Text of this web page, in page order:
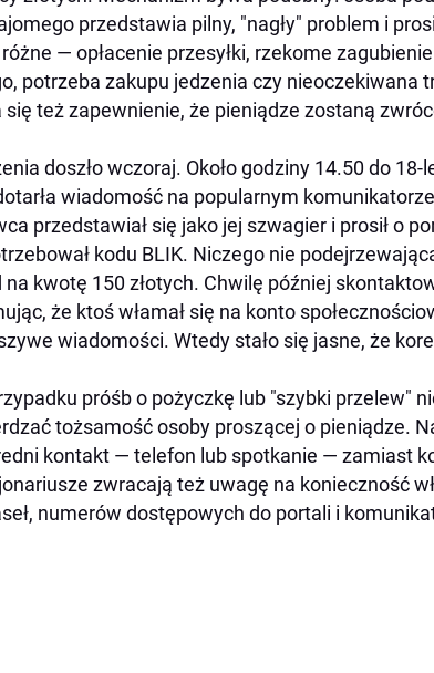
przedstawia pilny, "nagły" problem i
— opłacenie przesyłki, rzekome
potrzeba zakupu jedzenia czy nieoczekiwana
też zapewnienie, że pieniądze zostaną
doszło wczoraj. Około godziny 14.50 do 18-
wiadomość na popularnym komunikatorze
przedstawiał się jako jej szwagier i prosił o
kodu BLIK. Niczego nie
kwotę 150 złotych. Chwilę później
że ktoś włamał się na konto
wiadomości. Wtedy stało się jasne, że
próśb o pożyczkę lub "szybki przelew"
tożsamość osoby proszącej o pieniądze.
kontakt — telefon lub spotkanie — zamiast
zwracają też uwagę na konieczność
numerów dostępowych do portali i